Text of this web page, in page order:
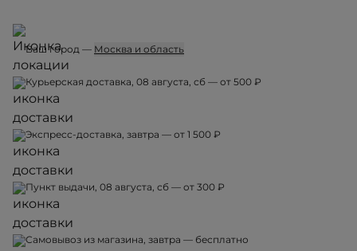
Ваш город — Москва и область
Курьерская доставка, 08 августа, сб — от 500 ₽
Экспресс-доставка, завтра — от 1 500 ₽
Пункт выдачи, 08 августа, сб — от 300 ₽
Самовывоз из магазина, завтра — бесплатно